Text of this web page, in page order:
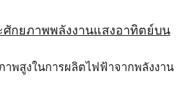
ศักยภาพพลังงานแสงอาทิตย์บน
าพสูงในการผลิตไฟฟ้าจากพลังงาน